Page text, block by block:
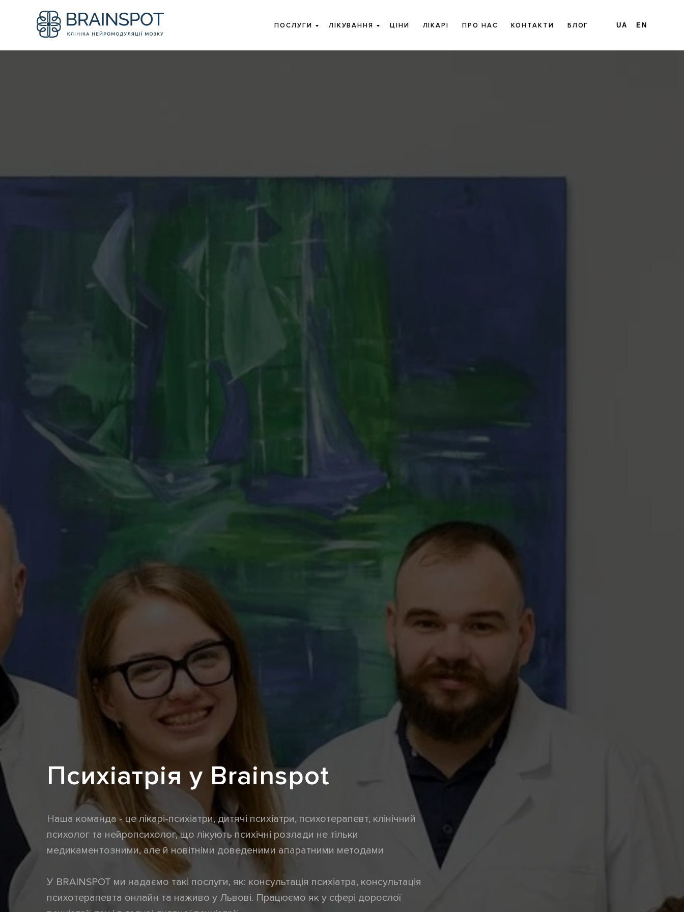
ПОСЛУГИ ЛІКУВАННЯ ЦІНИ ЛІКАРІ ПРО НАС КОНТАКТИ БЛОГ UA EN
Психіатрія у Brainspot
Наша команда - це лікарі-психіатри, дитячі психіатри, психотерапевт, клінічний
психолог та нейропсихолог, що лікують психічні розлади не тільки
медикаментозними, але й новітніми доведеними апаратними методами
У BRAINSPOT ми надаємо такі послуги, як: консультація психіатра, консультація
психотерапевта онлайн та наживо у Львові. Працюємо як у сфері дорослої